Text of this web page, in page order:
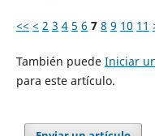
<< < 2 3 4 5 6 7 8 9 10 11
También puede Iniciar
para este artículo.